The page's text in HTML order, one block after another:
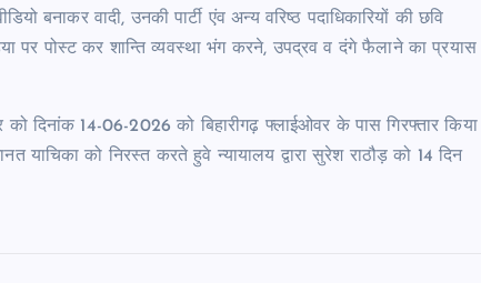
वादी, उनकी पार्टी एंव अन्य वरिष्ठ पदाधिकारियों की छवि
पर पोस्ट कर शान्ति व्यवस्था भंग करने, उपद्रव व दंगे फैलाने का प्रयास
दिनांक 14-06-2026 को बिहारीगढ़ फ्लाईओवर के पास गिरफ्तार किया
को निरस्त करते हुवे न्यायालय द्वारा सुरेश राठौड़ को 14 दिन